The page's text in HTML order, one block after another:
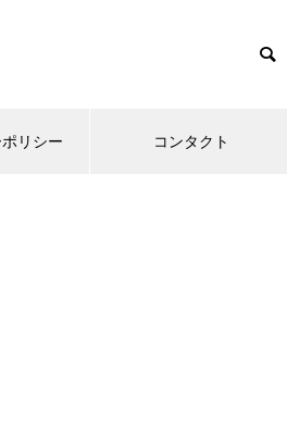
リシー コンタクト